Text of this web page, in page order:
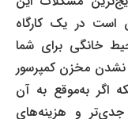
است در یک کارگاه
خانگی برای شما
نشدن مخزن کمپرسور
اگر به‌موقع به آن
و هزینه‌های